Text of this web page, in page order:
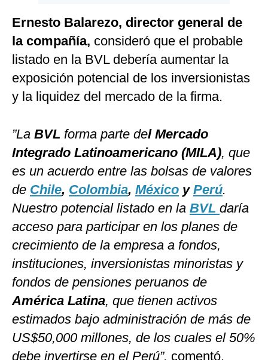
Ernesto Balarezo, director general de
la compañía, consideró que el probable
listado en la BVL debería aumentar la
exposición potencial de los inversionistas
y la liquidez del mercado de la firma.
”La BVL forma parte del Mercado
Integrado Latinoamericano (MILA), que
es un acuerdo entre las bolsas de valores
de Chile, Colombia, México y Perú.
Nuestro potencial listado en la BVL daría
acceso para participar en los planes de
crecimiento de la empresa a fondos,
instituciones, inversionistas minoristas y
fondos de pensiones peruanos de
América Latina, que tienen activos
estimados bajo administración de más de
US$50,000 millones, de los cuales el 50%
debe invertirse en el Perú”, comentó.